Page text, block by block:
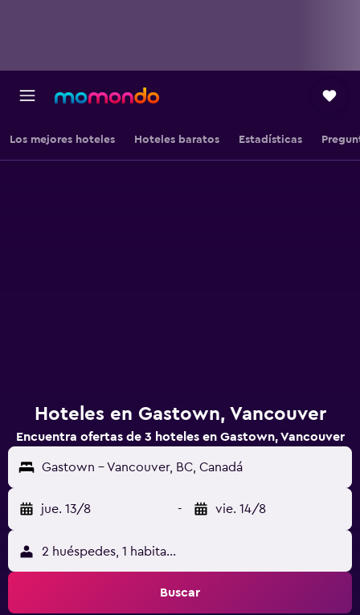
Los mejores hoteles Hoteles baratos Estadísticas
Hoteles en Gastown, Vancouver
Encuentra ofertas de 3 hoteles en Gastown, Vancouver
Gastown - Vancouver, BC, Canadá
jue. 13/8 - vie. 14/8
2 huéspedes, 1 habitación
Buscar